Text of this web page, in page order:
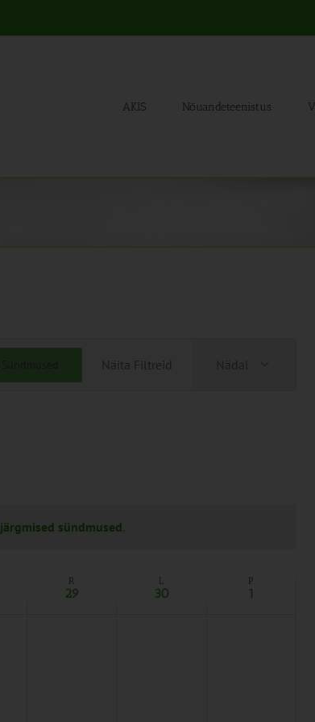
AKIS Nõuandeteenistus
järgmised sündmused
Näita Filtreid
Views
Nädal
R
29
L
30
P
1